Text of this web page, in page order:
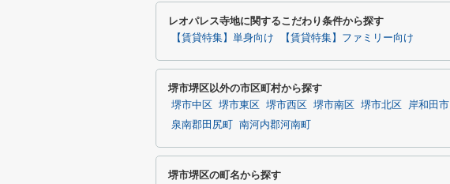
レオパレス寺地に関するこだわり条件から探す
【賃貸特集】単身向け 【賃貸特集】ファミリー向け
堺市堺区以外の市区町村から探す
堺市中区 堺市東区 堺市西区 堺市南区 堺市北区 岸和田市
泉南郡田尻町
南河内郡河南町
堺市堺区の町名から探す